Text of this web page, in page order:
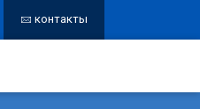
контакты